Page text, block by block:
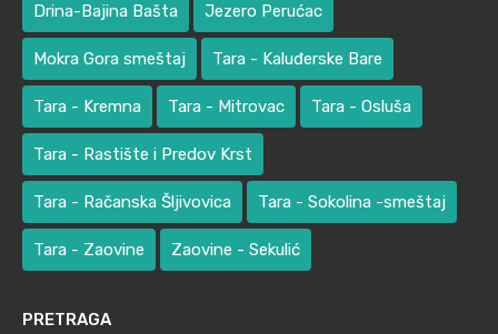
Drina-Bajina Bašta Jezero Perućac
Mokra Gora smeštaj Tara - Kaluđerske Bare
Tara - Kremna Tara - Mitrovac Tara - Osluša
Tara - Rastište i Predov Krst
Tara - Račanska Šljivovica Tara - Sokolina -smeštaj
Tara - Zaovine Zaovine - Sekulić
PRETRAGA